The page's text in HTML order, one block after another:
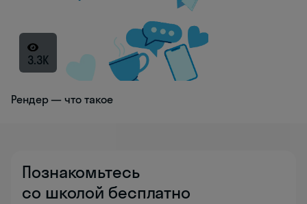
3.3K
Рендер — что такое
Познакомьтесь
со школой бесплатно